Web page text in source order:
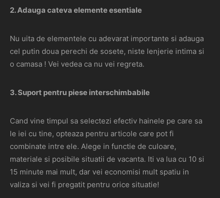
2. Adauga cateva elemente esentiale
Nu uita de elementele cu adevarat importante si adauga
cel putin doua perechi de sosete, niste lenjerie intima si
o camasa ! Vei vedea ca nu vei regreta.
3. Suport pentru piese interschimbabile
Cand vine timpul sa selectezi efectiv hainele pe care sa
le iei cu tine, opteaza pentru articole care pot fi
combinate intre ele. Alege in functie de culoare,
materiale si posibile situatii de vacanta. Iti va lua cu 10 si
15 minute mai mult, dar vei economisi mult spatiu in
valiza si vei fi pregatit pentru orice situatie!